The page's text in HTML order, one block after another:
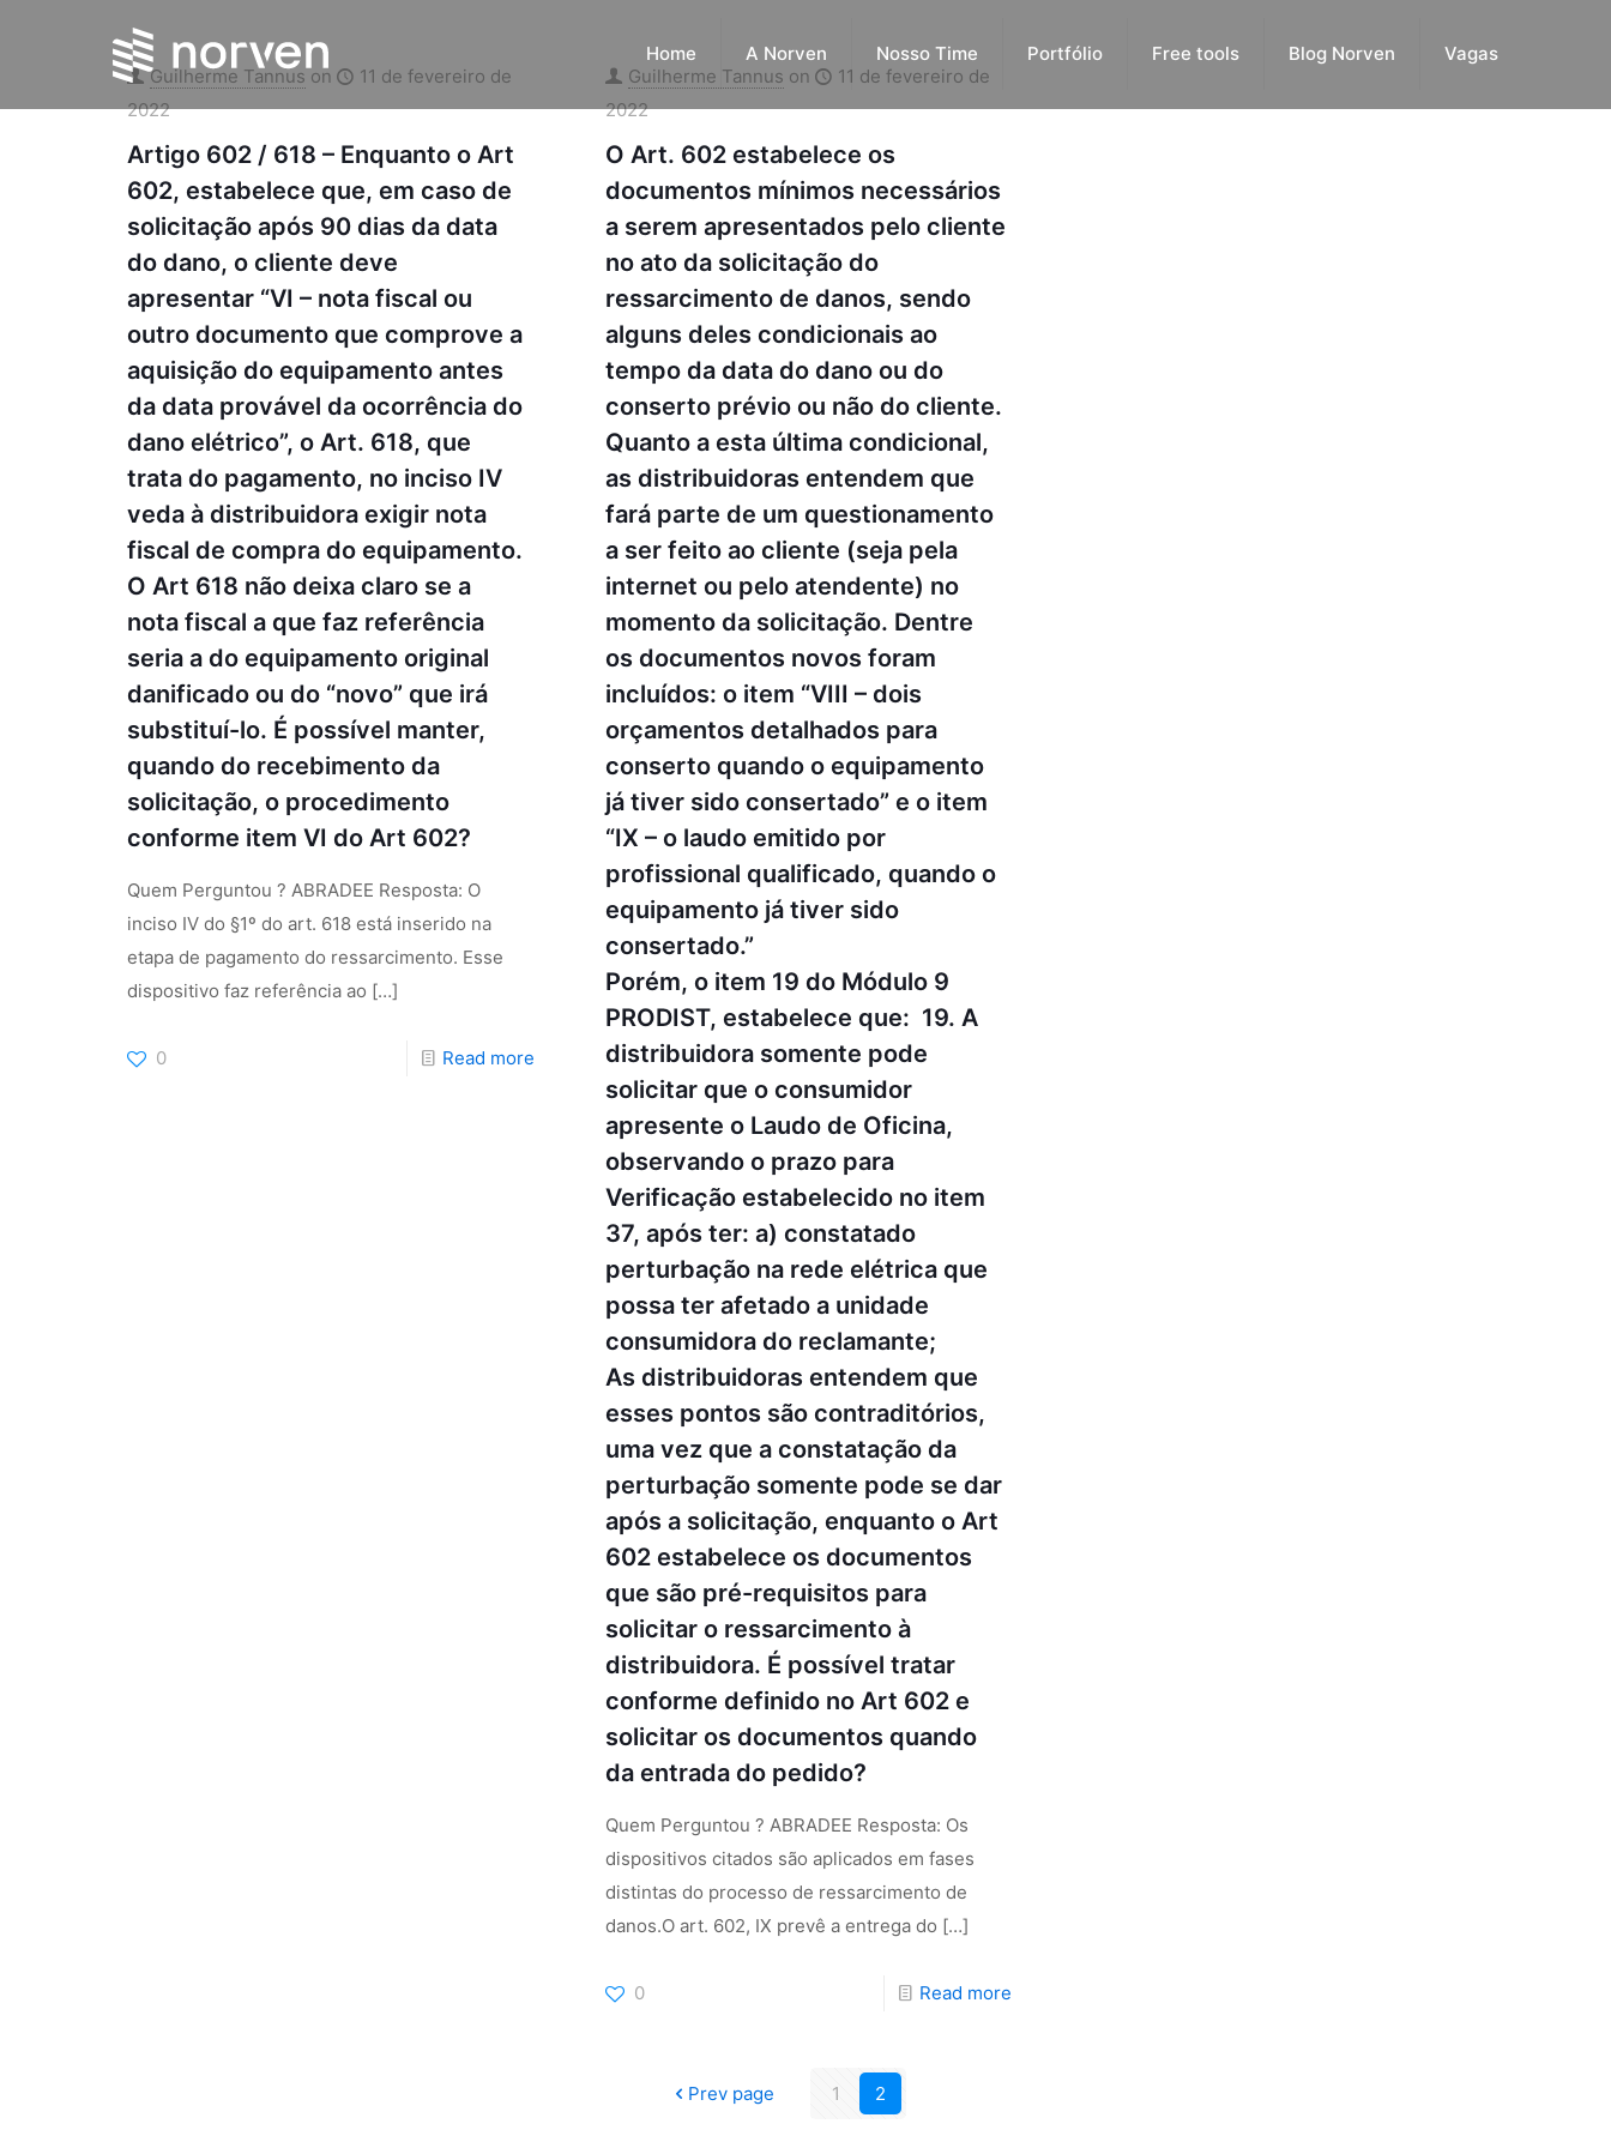
Home A Norven Nosso Time Portfólio Free tools Blog Norven
Vagas
Guilherme Tannus on
11 de fevereiro de
2022
Artigo 602 / 618 – Enquanto o Art
602, estabelece que, em caso de
solicitação após 90 dias da data
do dano, o cliente deve
apresentar “VI – nota fiscal ou
outro documento que comprove a
aquisição do equipamento antes
da data provável da ocorrência do
dano elétrico”, o Art. 618, que
trata do pagamento, no inciso IV
veda à distribuidora exigir nota
fiscal de compra do equipamento.
O Art 618 não deixa claro se a
nota fiscal a que faz referência
seria a do equipamento original
danificado ou do “novo” que irá
substituí-lo. É possível manter,
quando do recebimento da
solicitação, o procedimento
conforme item VI do Art 602?
Quem Perguntou ? ABRADEE Resposta: O
inciso IV do §1º do art. 618 está inserido na
etapa de pagamento do ressarcimento. Esse
dispositivo faz referência ao […]
0 Read more
Guilherme Tannus on
11 de fevereiro de
2022
O Art. 602 estabelece os
documentos mínimos necessários
a serem apresentados pelo cliente
no ato da solicitação do
ressarcimento de danos, sendo
alguns deles condicionais ao
tempo da data do dano ou do
conserto prévio ou não do cliente.
Quanto a esta última condicional,
as distribuidoras entendem que
fará parte de um questionamento
a ser feito ao cliente (seja pela
internet ou pelo atendente) no
momento da solicitação. Dentre
os documentos novos foram
incluídos: o item “VIII – dois
orçamentos detalhados para
conserto quando o equipamento
já tiver sido consertado” e o item
“IX – o laudo emitido por
profissional qualificado, quando o
equipamento já tiver sido
consertado.”
Porém, o item 19 do Módulo 9
PRODIST, estabelece que: 19. A
distribuidora somente pode
solicitar que o consumidor
apresente o Laudo de Oficina,
observando o prazo para
Verificação estabelecido no item
37, após ter: a) constatado
perturbação na rede elétrica que
possa ter afetado a unidade
consumidora do reclamante;
As distribuidoras entendem que
esses pontos são contraditórios,
uma vez que a constatação da
perturbação somente pode se dar
após a solicitação, enquanto o Art
602 estabelece os documentos
que são pré-requisitos para
solicitar o ressarcimento à
distribuidora. É possível tratar
conforme definido no Art 602 e
solicitar os documentos quando
da entrada do pedido?
Quem Perguntou ? ABRADEE Resposta: Os
dispositivos citados são aplicados em fases
distintas do processo de ressarcimento de
danos.O art. 602, IX prevê a entrega do […]
0 Read more
Prev page 1 2